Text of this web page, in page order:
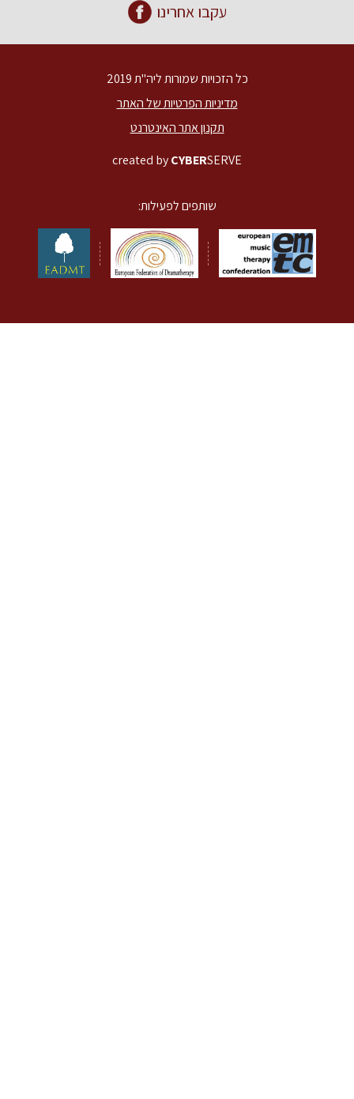
עקבו אחרינו
כל הזכויות שמורות ליה"ת 2019
מדיניות הפרטיות של האתר
תקנון אתר האינטרנט
created byCYBERSERVE
שותפים לפעילות: